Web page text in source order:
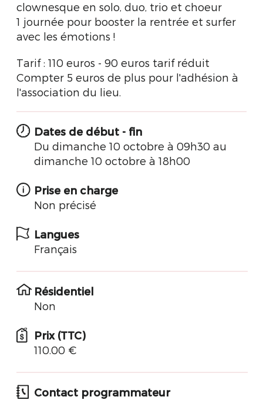
clownesque en solo, duo, trio et choeur
1 journée pour booster la rentrée et surfer
avec les émotions !
Tarif : 110 euros - 90 euros tarif réduit
Compter 5 euros de plus pour l'adhésion à
l'association du lieu.
Dates de début - fin
Du dimanche 10 octobre à 09h30 au
dimanche 10 octobre à 18h00
Prise en charge
Non précisé
Langues
Français
Résidentiel
Non
Prix (TTC)
110.00 €
Contact programmateur